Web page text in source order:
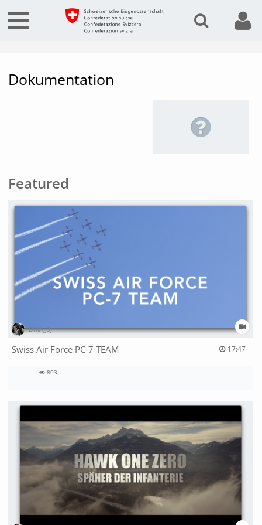
Dokumentation
Featured
DMA_BJ
Swiss Air Force PC-7 TEAM 17:47
17:47 duration
803